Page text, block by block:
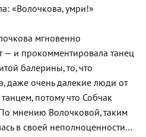
«Волочкова, умри!»
мгновенно
— и прокомментировала танец
балерины, то, что
даже очень далекие люди от
танцем, потому что Собчак
мнению Волочковой, таким
в своей неполноценности…